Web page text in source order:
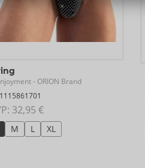
- ORION Brand
32,95 €
M L XL